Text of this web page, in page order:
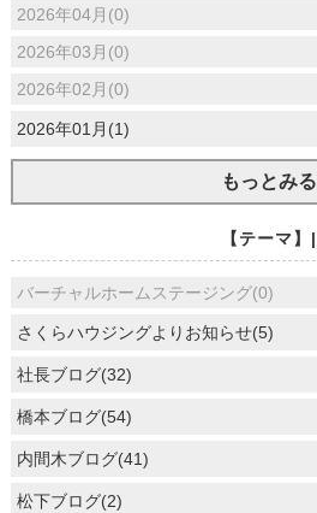
2026年04月(0)
2026年03月(0)
2026年02月(0)
2026年01月(1)
もっとみる
【テーマ】|
バーチャルホームステージング(0)
さくらハウジングよりお知らせ(5)
社長ブログ(32)
橋本ブログ(54)
内間木ブログ(41)
松下ブログ(2)